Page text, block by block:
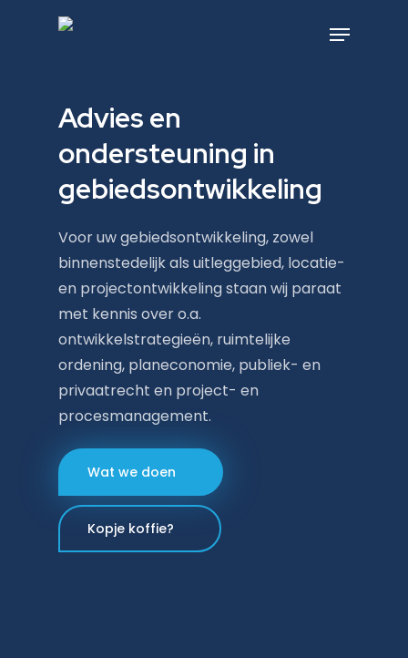
Menu
Advies en
ondersteuning in
gebiedsontwikkeling
Voor uw gebiedsontwikkeling, zowel
binnenstedelijk als uitleggebied, locatie-
en projectontwikkeling staan wij paraat
met kennis over o.a.
ontwikkelstrategieën, ruimtelijke
ordening, planeconomie, publiek- en
privaatrecht en project- en
procesmanagement.
Wat we doen
Kopje koffie?